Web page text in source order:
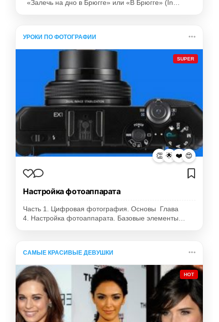
«Залечь на дно в Брюгге» или «В Брюгге» (In…
УРОКИ ПО ФОТОГРАФИИ
SUPER
👏 🌟 ❤️ 😍
Настройка фотоаппарата
Часть 1. Цифровая фотография. Основы Глава
4. Настройка фотоаппарата. Базовые элементы…
САМЫЕ КРАСИВЫЕ ДЕВУШКИ
HOT